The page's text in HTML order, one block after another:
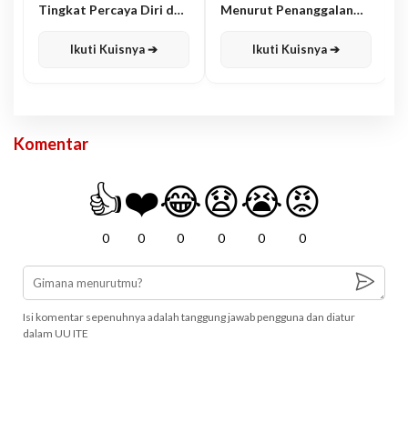
Tingkat Percaya Diri dan
Ikuti Kuisnya ➔
Menurut Penanggalan
Ikuti Kuisnya ➔
Komentar
👍
0
❤️
0
😂
0
😧
0
😭
0
😡
0
Isi komentar sepenuhnya adalah tanggung jawab pengguna dan diatur
dalam UU ITE